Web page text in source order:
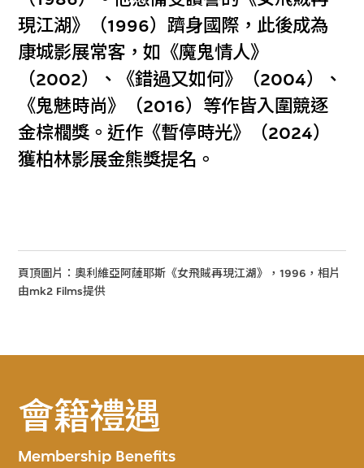
現江湖》（1996）躋身國際，此後成為
康城影展常客，如《魔鬼情人》
（2002）、《錯過又如何》（2004）、
《鬼魅時尚》（2016）等作皆入圍競逐
金棕櫚獎。近作《暫停時光》（2024）
獲柏林影展金熊獎提名。
頁頂圖片：奧利維亞阿薩耶斯《女飛賊再現江湖》，1996，相片
由mk2 Films提供
會籍禮遇
Membership Benefits